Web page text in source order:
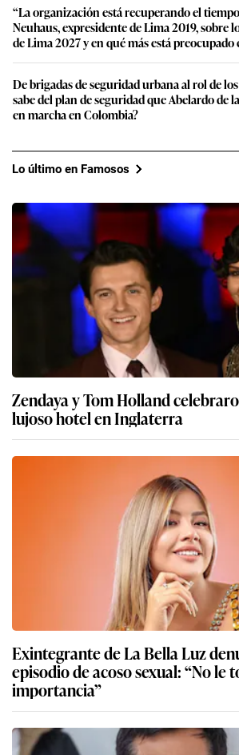
“La organización está recuperando el
Neuhaus, expresidente de Lima 2019, sobre
de Lima 2027 y en qué más está
De brigadas de seguridad urbana al rol de
sabe del plan de seguridad que Abelardo de
en marcha en Colombia?
Lo último en Famosos
Zendaya y Tom Holland
lujoso hotel en Inglaterra
Exintegrante de La Bella Luz
episodio de acoso sexual: “No le
importancia”